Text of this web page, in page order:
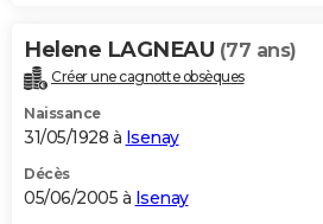
Helene LAGNEAU (77 ans)
Créer une cagnotte obsèques
Naissance
31/05/1928 à Isenay
Décès
05/06/2005 à Isenay